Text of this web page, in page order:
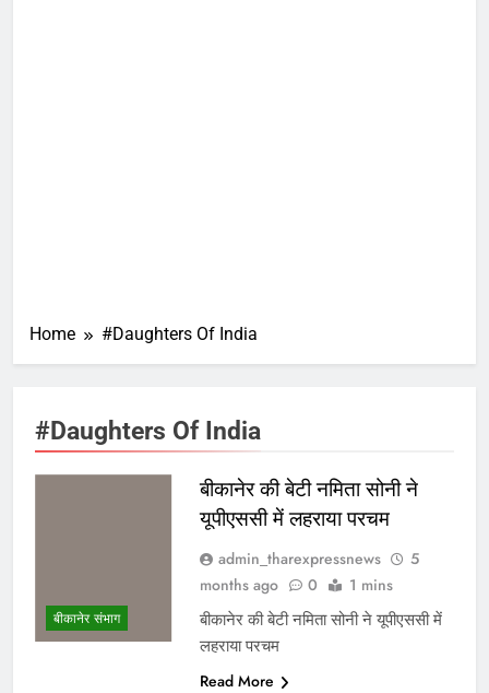
Home #Daughters Of India
#Daughters Of India
बीकानेर संभाग
बीकानेर की बेटी नमिता सोनी ने
यूपीएससी में लहराया परचम
admin_tharexpressnews
5
months ago
0 1 mins
बीकानेर की बेटी नमिता सोनी ने यूपीएससी में
लहराया परचम
Read More